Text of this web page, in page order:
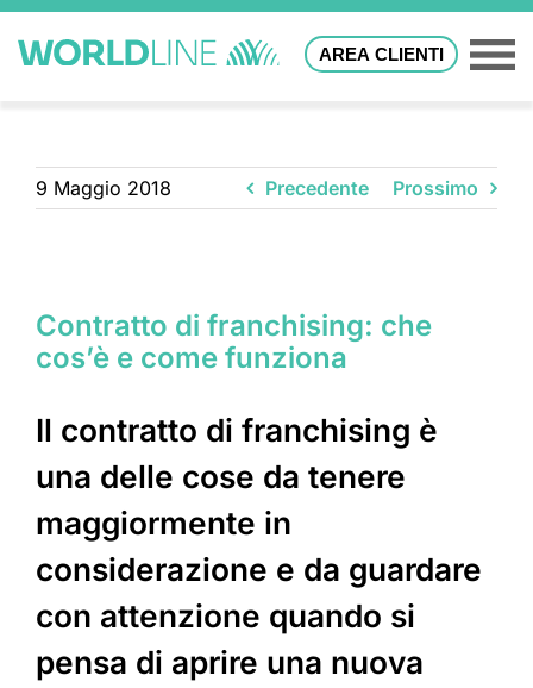
AREA CLIENTI
9 Maggio 2018 Precedente Prossimo
Contratto di franchising: che
cos’è e come funziona
Il contratto di franchising è
una delle cose da tenere
maggiormente in
considerazione e da guardare
con attenzione quando si
pensa di aprire una nuova